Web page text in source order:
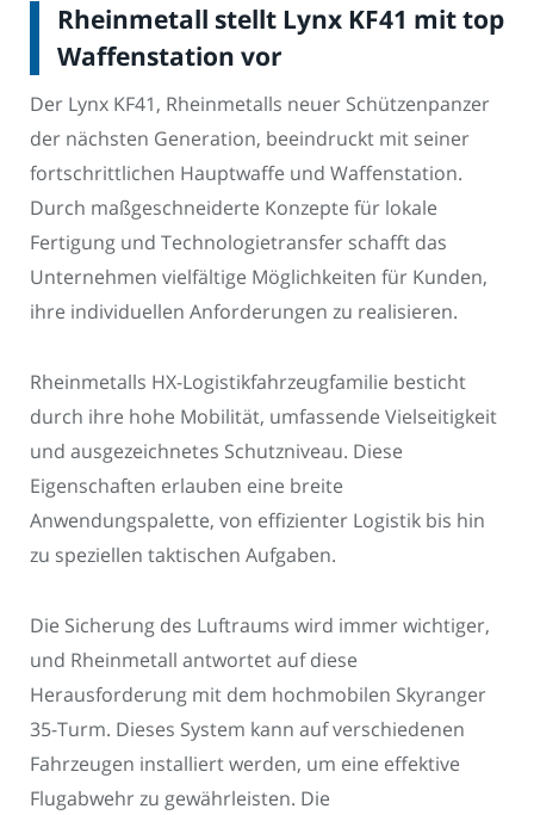
Rheinmetall stellt Lynx KF41 mit top
Waffenstation vor
Der Lynx KF41, Rheinmetalls neuer Schützenpanzer
der nächsten Generation, beeindruckt mit seiner
fortschrittlichen Hauptwaffe und Waffenstation.
Durch maßgeschneiderte Konzepte für lokale
Fertigung und Technologietransfer schafft das
Unternehmen vielfältige Möglichkeiten für Kunden,
ihre individuellen Anforderungen zu realisieren.
Rheinmetalls HX-Logistikfahrzeugfamilie besticht
durch ihre hohe Mobilität, umfassende Vielseitigkeit
und ausgezeichnetes Schutzniveau. Diese
Eigenschaften erlauben eine breite
Anwendungspalette, von effizienter Logistik bis hin
zu speziellen taktischen Aufgaben.
Die Sicherung des Luftraums wird immer wichtiger,
und Rheinmetall antwortet auf diese
Herausforderung mit dem hochmobilen Skyranger
35-Turm. Dieses System kann auf verschiedenen
Fahrzeugen installiert werden, um eine effektive
Flugabwehr zu gewährleisten. Die